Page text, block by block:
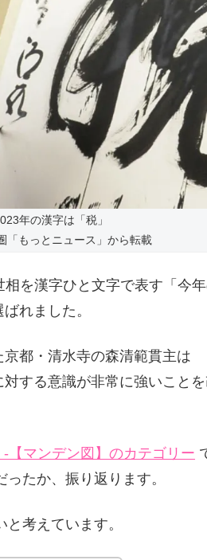
年の漢字は「税」
「もっとニュース」から転載
を漢字ひと文字で表す「今年
れました。
京都・清水寺の森清範貫主は
する意識が非常に強いことを
-【マンデン図】のカテゴリー
たか、振り返ります。
考えています。